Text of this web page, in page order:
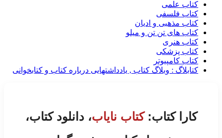
کتاب علمی
کتاب فلسفی
کتاب مذهبی و ادیان
کتاب های تن تن و میلو
کتاب هنری
کتاب پزشکی
کتاب کامپیوتر
کتابلاگ : وبلاگ کتاب , یادداشتهایی درباره کتاب و کتابخوانی
کارا کتاب:کتاب نایاب، دانلود کتاب،